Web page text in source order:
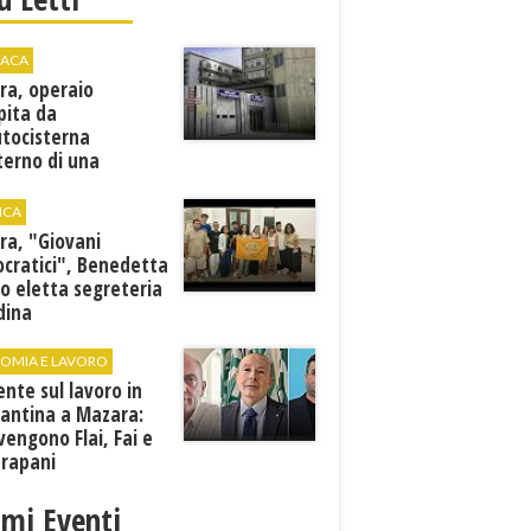
operaio
da
di una
al "Villa Sofia"
"Giovani
Benedetta
eletta segreteria
E LAVORO
sul lavoro in
a Mazara:
Flai, Fai e
Eventi